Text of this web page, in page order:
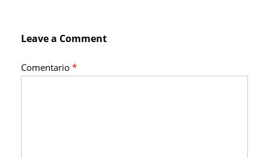
Leave a Comment
Comentario*